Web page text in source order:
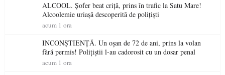
ALCOOL. Șofer beat criță, prins în trafic la Satu Mare!
Alcoolemie uriașă descoperită de polițiști
acum 1 ora
INCONȘTIENȚĂ. Un oșan de 72 de ani, prins la volan
fără permis! Polițiștii l-au cadorosit cu un dosar penal
acum 1 ora